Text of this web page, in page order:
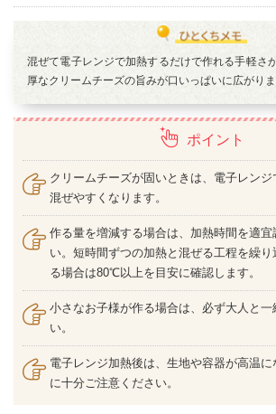
混ぜて電子レンジで加熱するだけで作れる手軽さ
厚なクリームチーズの旨みが口いっぱいに広がりま
ポイント
クリームチーズが固いときは、電子レンジ
混ぜやすくなります。
作る量を増減する場合は、加熱時間を適宜
い。短時間ずつの加熱と混ぜる工程を繰
る場合は80℃以上を目安に確認します。
小さなお子様が作る場合は、必ず大人と一
い。
電子レンジ加熱後は、生地や容器が高温
に十分ご注意ください。